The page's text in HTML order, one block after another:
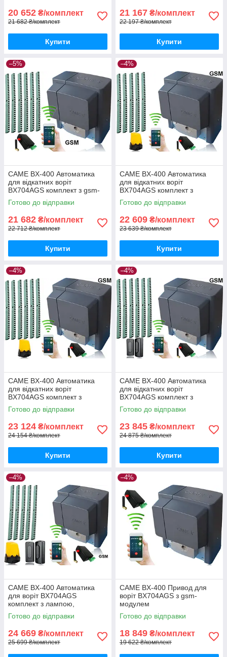
20 652 ₴/комплект
21 682 ₴/комплект
Купити
21 167 ₴/комплект
22 197 ₴/комплект
Купити
–5%
CAME BX-400 Автоматика
для відкатних воріт
BX704AGS комплект з gsm-
модулем та 6м рейки
Готово до відправки
21 682 ₴/комплект
22 712 ₴/комплект
Купити
–4%
CAME BX-400 Автоматика
для відкатних воріт
BX704AGS комплект з
лампою, 5м рейки і gsm-
модулем
Готово до відправки
22 609 ₴/комплект
23 639 ₴/комплект
Купити
–4%
CAME BX-400 Автоматика
для відкатних воріт
BX704AGS комплект з
лампою, 6м рейки і gsm-
модулем
Готово до відправки
23 124 ₴/комплект
24 154 ₴/комплект
Купити
–4%
CAME BX-400 Автоматика
для відкатних воріт
BX704AGS комплект з
фотоелементами, 6м рейки і
gsm-модулем
Готово до відправки
23 845 ₴/комплект
24 875 ₴/комплект
Купити
–4%
CAME BX-400 Автоматика
для воріт BX704AGS
комплект з лампою,
фотоелементами, 5м рейки і
gsm-модулем
Готово до відправки
24 669 ₴/комплект
25 699 ₴/комплект
–4%
CAME BX-400 Привод для
воріт BX704AGS з gsm-
модулем
Готово до відправки
18 849 ₴/комплект
19 622 ₴/комплект